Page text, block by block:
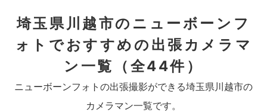
埼玉県川越市のニューボーンフ
ォトでおすすめの出張カメラマ
ン一覧
（全44件）
ニューボーンフォトの出張撮影ができる埼玉県川越市の
カメラマン一覧です。